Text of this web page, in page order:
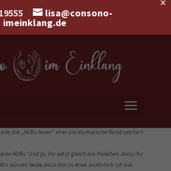
lisa@consono-
imeinklang.de
die „AGBs lesen“ eher als olympische Randsportart
AGBs. Und ja, ihr setzt gleich ein Häkchen, dass ihr
wissen beide, dass das in etwa so ehrlich ist wie